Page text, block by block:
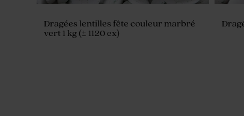
Dragées lentilles fête couleur marbré
vert 1 kg (± 1120 ex)